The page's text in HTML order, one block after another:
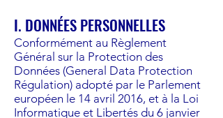
I. DONNÉES PERSONNELLES
Conformément au Règlement
Général sur la Protection des
Données (General Data Protection
Régulation) adopté par le Parlement
européen le 14 avril 2016, et à la Loi
Informatique et Libertés du 6 janvier